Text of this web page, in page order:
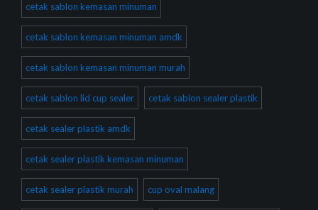
cetak sablon kemasan minuman
cetak sablon kemasan minuman amdk
cetak sablon kemasan minuman murah
cetak sablon lid cup sealer cetak sablon sealer plastik
cetak sealer plastik amdk
cetak sealer plastik kemasan minuman
cetak sealer plastik murah cup oval malang